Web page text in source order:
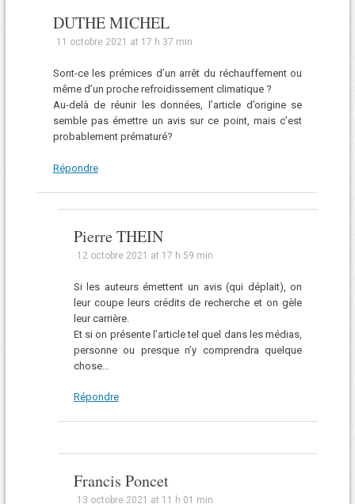
DUTHE MICHEL
11 octobre 2021 at 17 h 37 min
Sont-ce les prémices d’un arrêt du réchauffement ou
même d’un proche refroidissement climatique ?
Au-delà de réunir les données, l’article d’origine se
semble pas émettre un avis sur ce point, mais c’est
probablement prématuré?
Répondre
Pierre THEIN
12 octobre 2021 at 17 h 59 min
Si les auteurs émettent un avis (qui déplait), on
leur coupe leurs crédits de recherche et on gèle
leur carrière.
Et si on présente l’article tel quel dans les médias,
personne ou presque n’y comprendra quelque
chose…
Répondre
Francis Poncet
13 octobre 2021 at 11 h 01 min